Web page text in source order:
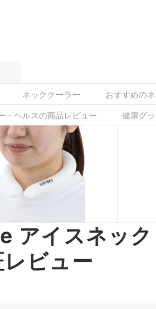
ネッククーラー おすすめの
・ヘルスの商品レビュー 健康グ
アイスネッ
ビュー